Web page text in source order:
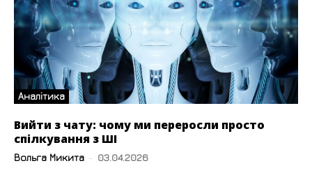
Аналітика
Вийти з чату: чому ми переросли просто
спілкування з ШІ
Вольга Микита - 03.04.2026